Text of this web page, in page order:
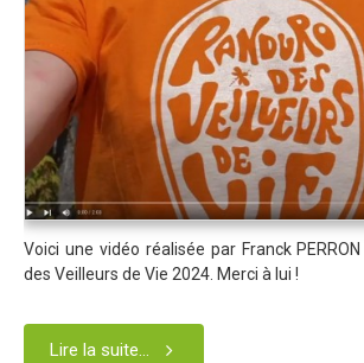
Dossier de Presse 2020
Edition 2019
Blog 2019
Revue de presse 2019
Résultats 2019
Plan des spéciales 2019
Programme 2019
Règlement 2019
Voici une vidéo réalisée par Franck
des Veilleurs de Vie 2024. Merci à lui !
Lire la suite...